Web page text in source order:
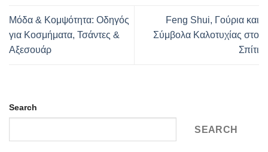
Μόδα & Κομψότητα: Οδηγός
για Κοσμήματα, Τσάντες &
Αξεσουάρ
Feng Shui, Γούρια και
Σύμβολα Καλοτυχίας στο
Σπίτι
Search
SEARCH